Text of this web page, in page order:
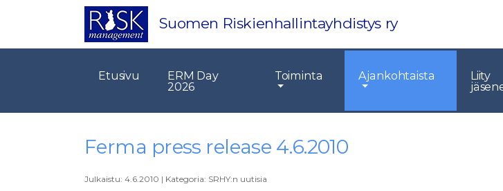
Suomen Riskienhallintayhdistys ry
Etusivu
ERM Day
2026
Toiminta Ajankohtaista
Liity
Ferma press release 4.6.2010
Julkaistu: 4.6.2010 | Kategoria: SRHY:n uutisia